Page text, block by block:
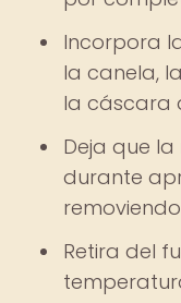
Incorpora
la canela,
la cáscara
Deja que
durante
Retira del